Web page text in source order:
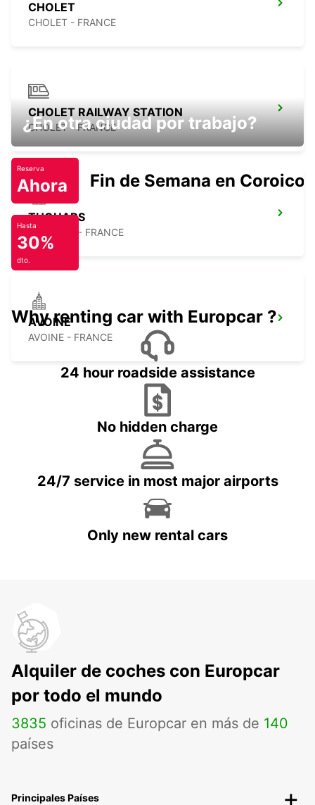
CHOLET
CHOLET - FRANCE
CHOLET RAILWAY STATION
CHOLET - FRANCE
THOUARS
THOUARS - FRANCE
AVOINE
AVOINE - FRANCE
¿En otra ciudad por trabajo?
Reserva
Ahora Fin de Semana en Coroico.
Hasta
30%
dto.
Why renting car with Europcar ?
24 hour roadside assistance
No hidden charge
24/7 service in most major airports
Only new rental cars
Alquiler de coches con Europcar
por todo el mundo
3835 oficinas de Europcar en más de 140
países
Principales Países